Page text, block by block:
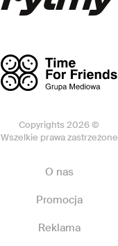
Copyrights 2026 ©
Wszelkie prawa zastrzeżone
O nas
Promocja
Reklama